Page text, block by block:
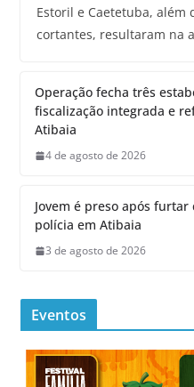
Estoril e Caetetuba, além
cortantes, resultaram na
Operação fecha três
fiscalização integrada e
Atibaia
4 de agosto de 2026
Jovem é preso após
polícia em Atibaia
3 de agosto de 2026
Eventos